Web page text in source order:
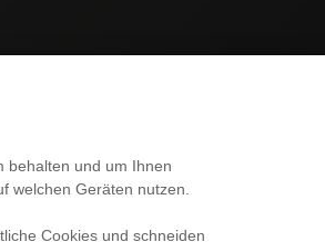
behalten und um Ihnen
welchen Geräten nutzen.
Cookies und schneiden